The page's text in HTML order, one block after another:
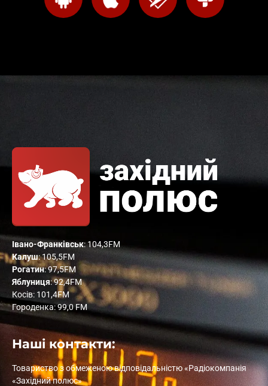
Івано-Франківськ: 104,3FM
Калуш: 105,5FM
Рогатин: 97,5FM
Яблуниця: 92,4FM
Косів: 101,4FM
Городенка: 99,0 FM
Наші контакти:
Товариство з обмеженою відповідальністю «Радіокомпанія
«Західний полюс»